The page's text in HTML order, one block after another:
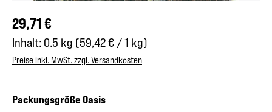
Regulärer Preis:
29,71 €
Inhalt: 0.5 kg (59,42 € / 1 kg)
Preise inkl. MwSt. zzgl. Versandkosten
Packungsgröße Oasisauswählen